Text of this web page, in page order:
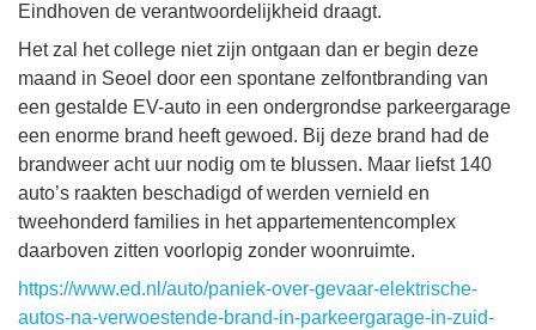
Eindhoven de verantwoordelijkheid draagt.
Het zal het college niet zijn ontgaan dan er begin deze
maand in Seoel door een spontane zelfontbranding van
een gestalde EV-auto in een ondergrondse parkeergarage
een enorme brand heeft gewoed. Bij deze brand had de
brandweer acht uur nodig om te blussen. Maar liefst 140
auto’s raakten beschadigd of werden vernield en
tweehonderd families in het appartementencomplex
daarboven zitten voorlopig zonder woonruimte.
https://www.ed.nl/auto/paniek-over-gevaar-elektrische-
autos-na-verwoestende-brand-in-parkeergarage-in-zuid-